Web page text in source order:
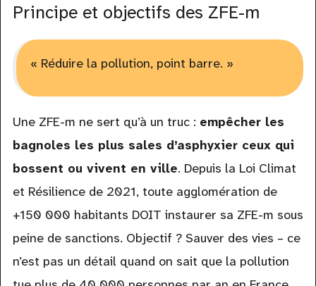
Principe et objectifs des ZFE-m
« Réduire la pollution, point barre. »
Une ZFE-m ne sert qu’à un truc : empêcher les
bagnoles les plus sales d’asphyxier ceux qui
bossent ou vivent en ville. Depuis la Loi Climat
et Résilience de 2021, toute agglomération de
+150 000 habitants DOIT instaurer sa ZFE-m sous
peine de sanctions. Objectif ? Sauver des vies – ce
n’est pas un détail quand on sait que la pollution